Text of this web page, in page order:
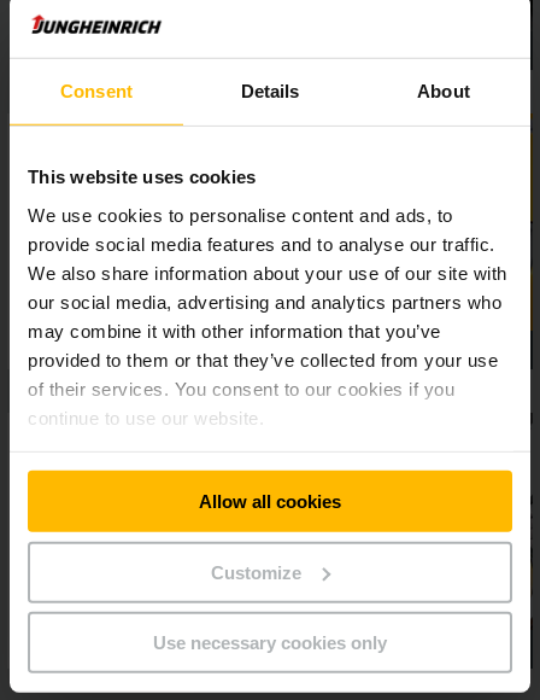
Consent Details About
This website uses cookies
We use cookies to personalise content and ads, to
provide social media features and to analyse our traffic.
We also share information about your use of our site with
our social media, advertising and analytics partners who
may combine it with other information that you’ve
provided to them or that they’ve collected from your use
of their services. You consent to our cookies if you
continue to use our website.
Allow all cookies
Customize
Use necessary cookies only